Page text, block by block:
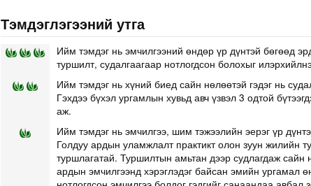
Тэмдэглэгээний утга
Ийм тэмдэг нь эмчилгээний өндөр үр дүнтэй бөгөөд
туршилт, судалгаагаар нотлогдсон болохыг
Ийм тэмдэг нь хүний биед сайн нөлөөтэй гэдэг нь
Гэхдээ бүхэл ургамлын хувьд авч үзвэл 3 одтой
аж.
Ийм тэмдэг нь эмчилгээ, шим тэжээлийн эерэг үр
Голдуу ардын уламжлалт практикт олон зуун жилийн
туршлагатай. Туршилтын амьтан дээр судлагдаж сайн
ардын эмчилгээнд хэрэглэдэг байсан эмийн ургамал